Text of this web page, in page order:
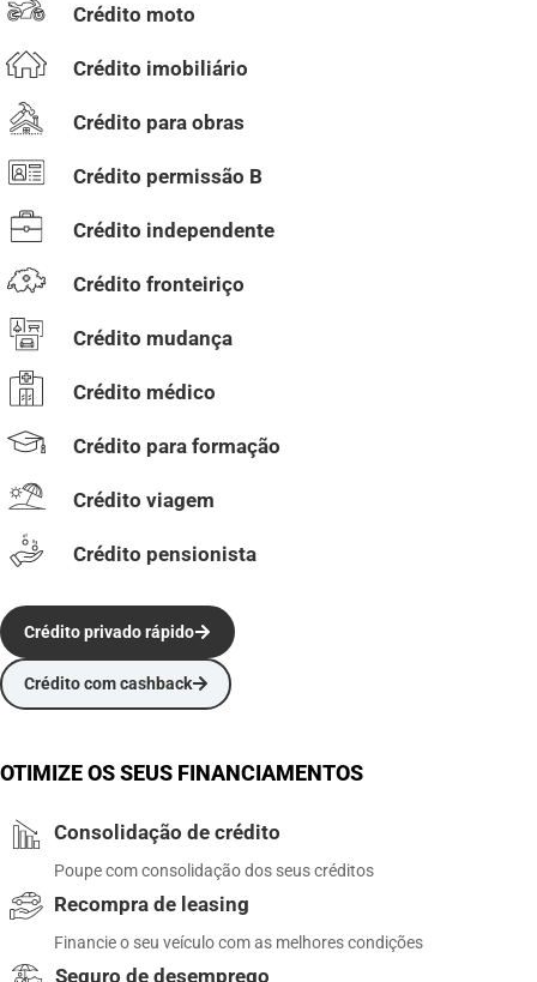
Crédito moto
Crédito imobiliário
Crédito para obras
Crédito permissão B
Crédito independente
Crédito fronteiriço
Crédito mudança
Crédito médico
Crédito para formação
Crédito viagem
Crédito pensionista
Crédito com cashback
Crédito privado rápido
OTIMIZE OS SEUS FINANCIAMENTOS
Consolidação de crédito
Poupe com consolidação dos seus créditos
Recompra de leasing
Financie o seu veículo com as melhores condições
Seguro de desemprego